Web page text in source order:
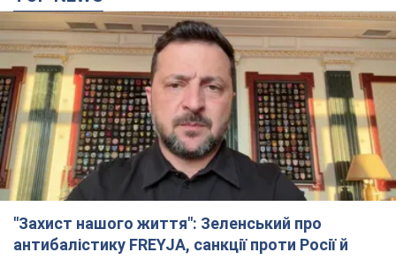
"Захист нашого життя": Зеленський про
антибалістику FREYJA, санкції проти Росії й
підтримку аграріїв. Відео
Європейські партнери долучаються до спільного проєкту
4 часа назад 51,5 т.
"Балістика вбиває людей": Сікорський закликав
обговорити перехоплення ворожих ракет над
Україною